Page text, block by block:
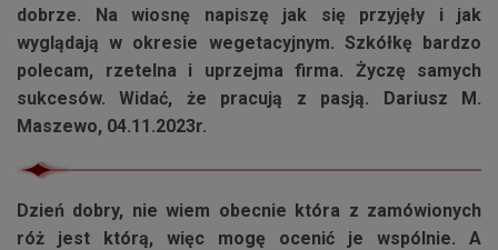
dobrze. Na wiosnę napiszę jak się przyjęły i jak
wyglądają w okresie wegetacyjnym. Szkółkę bardzo
polecam, rzetelna i uprzejma firma. Życzę samych
sukcesów. Widać, że pracują z pasją. Dariusz M.
Maszewo, 04.11.2023r.
Dzień dobry, nie wiem obecnie która z zamówionych
róż jest którą, więc mogę ocenić je wspólnie. A